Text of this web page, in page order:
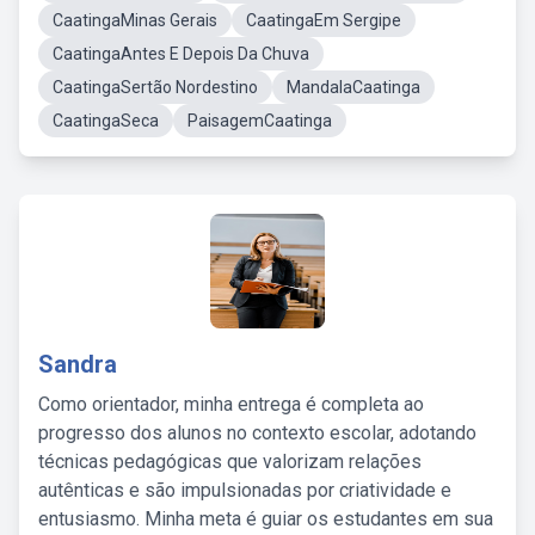
CaatingaMinas Gerais
CaatingaEm Sergipe
CaatingaAntes E Depois Da Chuva
CaatingaSertão Nordestino
MandalaCaatinga
CaatingaSeca
PaisagemCaatinga
Sandra
Como orientador, minha entrega é completa ao
progresso dos alunos no contexto escolar, adotando
técnicas pedagógicas que valorizam relações
autênticas e são impulsionadas por criatividade e
entusiasmo. Minha meta é guiar os estudantes em sua